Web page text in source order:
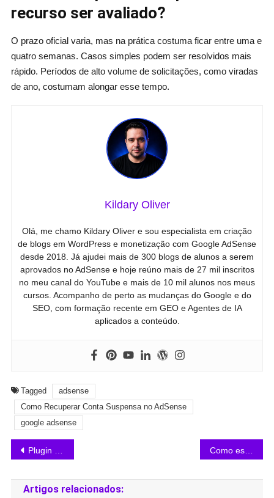
recurso ser avaliado?
O prazo oficial varia, mas na prática costuma ficar entre uma e
quatro semanas. Casos simples podem ser resolvidos mais
rápido. Períodos de alto volume de solicitações, como viradas
de ano, costumam alongar esse tempo.
Kildary Oliver
Olá, me chamo Kildary Oliver e sou especialista em criação
de blogs em WordPress e monetização com Google AdSense
desde 2018. Já ajudei mais de 300 blogs de alunos a serem
aprovados no AdSense e hoje reúno mais de 27 mil inscritos
no meu canal do YouTube e mais de 10 mil alunos nos meus
cursos. Acompanho de perto as mudanças do Google e do
SEO, com formação recente em GEO e Agentes de IA
aplicados a conteúdo.
Tagged
adsense
Como Recuperar Conta Suspensa no AdSense
google adsense
Plugin CookieYes WordPress: Guia Completo
Artigos relacionados: